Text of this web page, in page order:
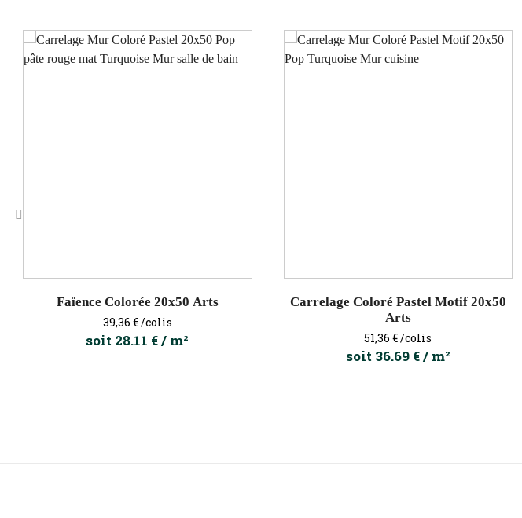
Faïence Colorée 20x50 Arts
Prix
39,36 €/colis
soit 28.11 € / m²
Carrelage Coloré Pastel Motif 20x50
Arts
Prix
51,36 €/colis
soit 36.69 € / m²